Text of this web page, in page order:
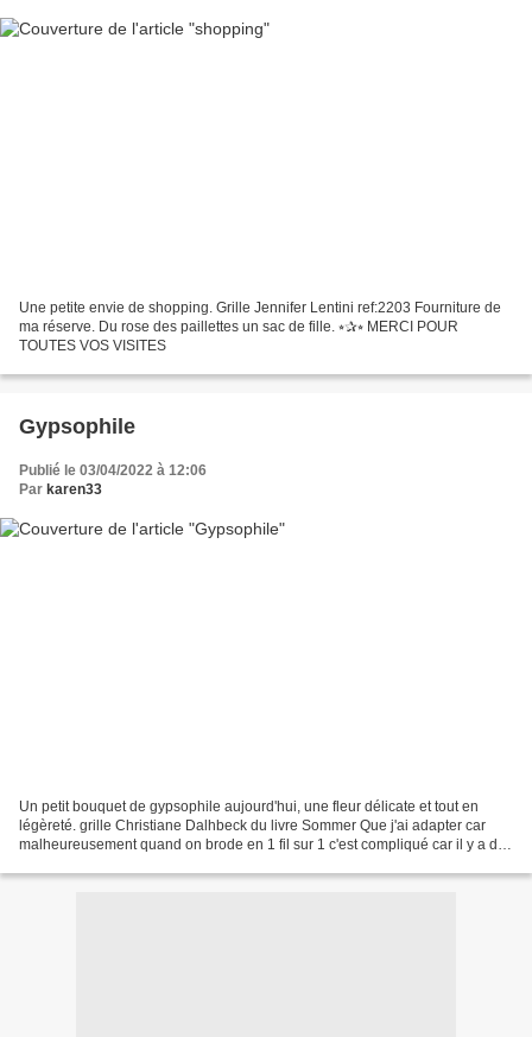
Une petite envie de shopping. Grille Jennifer Lentini ref:2203 Fourniture de
ma réserve. Du rose des paillettes un sac de fille. ⭒✰⭒ MERCI POUR
TOUTES VOS VISITES
Gypsophile
Publié le 03/04/2022 à 12:06
Par karen33
Un petit bouquet de gypsophile aujourd'hui, une fleur délicate et tout en
légèreté. grille Christiane Dalhbeck du livre Sommer Que j'ai adapter car
malheureusement quand on brode en 1 fil sur 1 c'est compliqué car il y a des